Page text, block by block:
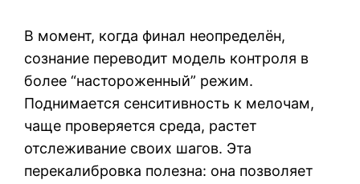
В момент, когда финал неопределён,
сознание переводит модель контроля в
более “настороженный” режим.
Поднимается сенситивность к мелочам,
чаще проверяется среда, растет
отслеживание своих шагов. Эта
перекалибровка полезна: она позволяет